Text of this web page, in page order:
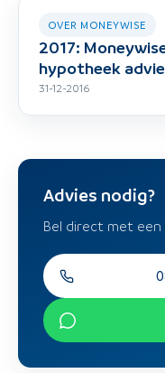
OVER MONEYWISE
2017:
hypotheek
31-12-2016
Advies nodig?
Bel direct met